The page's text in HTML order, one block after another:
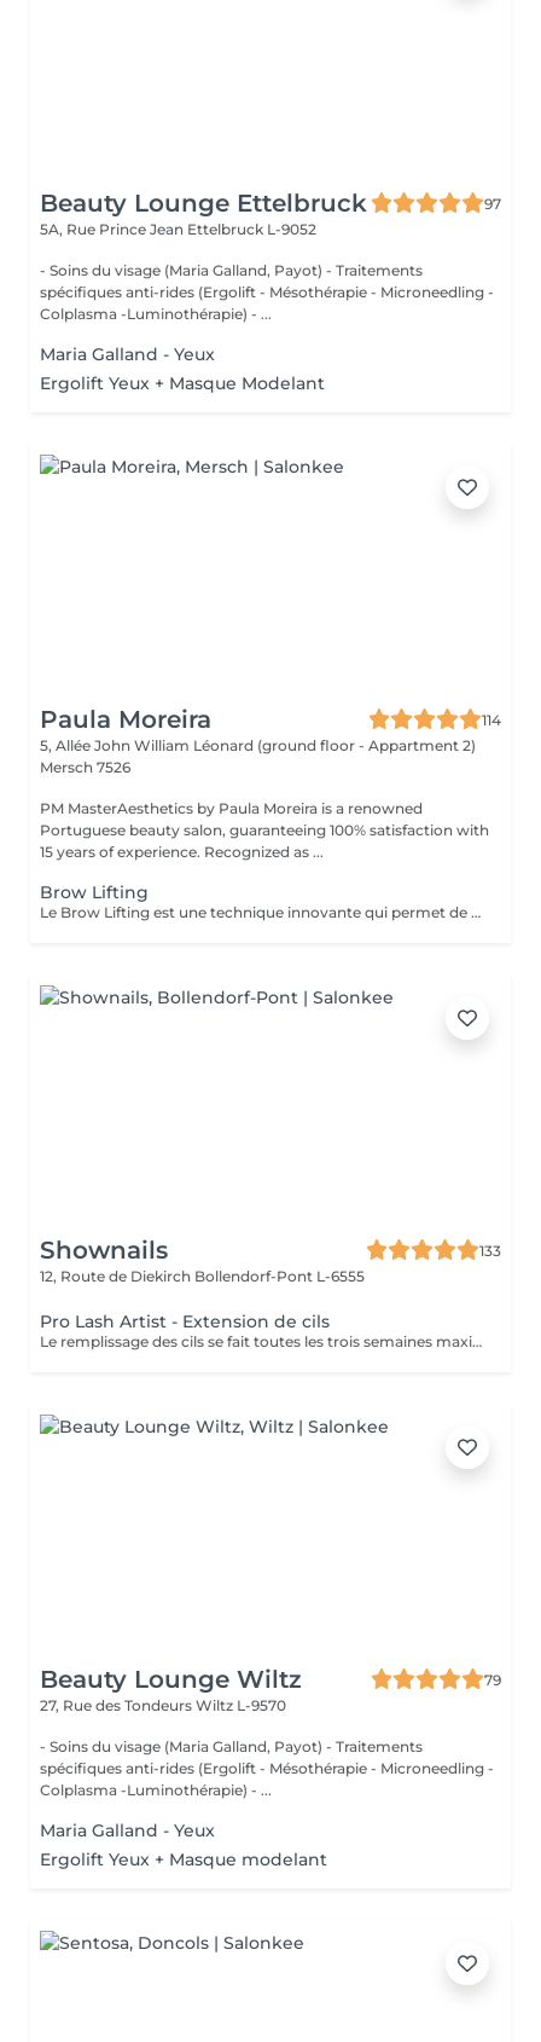
Beauty Lounge Ettelbruck
97
5A, Rue Prince Jean Ettelbruck L-9052
- Soins du visage (Maria Galland, Payot) - Traitements
spécifiques anti-rides (Ergolift - Mésothérapie - Microneedling -
Colplasma -Luminothérapie) - ...
Maria Galland - Yeux
Ergolift Yeux + Masque Modelant
Paula Moreira
114
5, Allée John William Léonard (ground floor - Appartment 2)
Mersch 7526
PM MasterAesthetics by Paula Moreira is a renowned
Portuguese beauty salon, guaranteeing 100% satisfaction with
15 years of experience. Recognized as ...
Brow Lifting
Le Brow Lifting est une technique innovante qui permet de discipliner, redefinir et sublimer vos sourcils. - Les poils sont redresses et fixes dans la direction souhaitee. - Les sourcils paraissent plus fournis, plus denses et parfaitement dessines. - le resultat est naturel et elegant, avec un effet - lifting - immediat .
Shownails
133
12, Route de Diekirch Bollendorf-Pont L-6555
Pro Lash Artist - Extension de cils
Le remplissage des cils se fait toutes les trois semaines maximum quatre semaines . Tout que dépasse se délai il faut faire la dépose et pose complète Question de sécurité et santé.
Beauty Lounge Wiltz
79
27, Rue des Tondeurs Wiltz L-9570
- Soins du visage (Maria Galland, Payot) - Traitements
spécifiques anti-rides (Ergolift - Mésothérapie - Microneedling -
Colplasma -Luminothérapie) - ...
Maria Galland - Yeux
Ergolift Yeux + Masque modelant